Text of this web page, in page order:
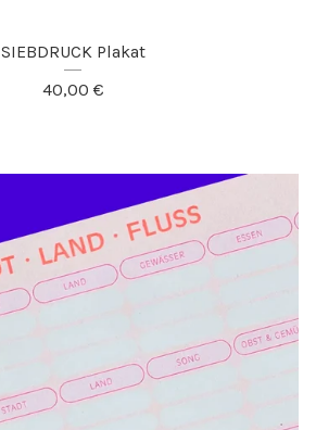
SIEBDRUCK Plakat
40,00 €